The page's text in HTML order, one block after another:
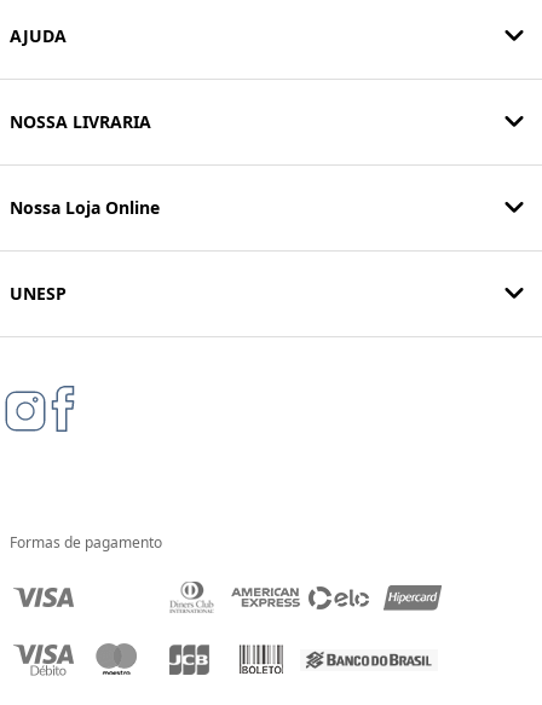
AJUDA
NOSSA LIVRARIA
Nossa Loja Online
UNESP
Formas de pagamento